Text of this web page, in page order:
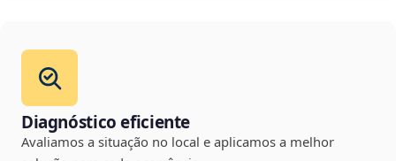
Diagnóstico eficiente
Avaliamos a situação no local e aplicamos a melhor